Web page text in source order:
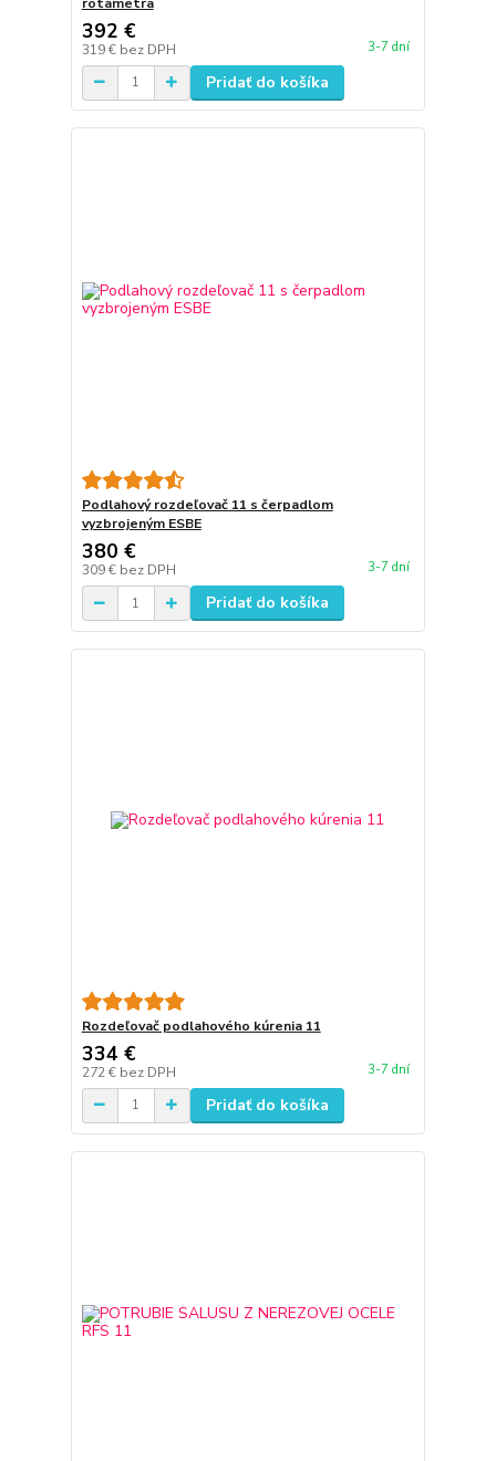
392 €
319 € bez DPH 3-7 dní
Pridať do košíka
Podlahový rozdeľovač 11 s čerpadlom
vyzbrojeným ESBE
380 €
309 € bez DPH 3-7 dní
Pridať do košíka
Rozdeľovač podlahového kúrenia 11
334 €
272 € bez DPH 3-7 dní
Pridať do košíka